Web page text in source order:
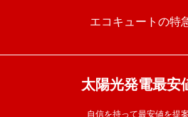
エコキュートの特
太陽光発電最安
自信を持って最安値を提